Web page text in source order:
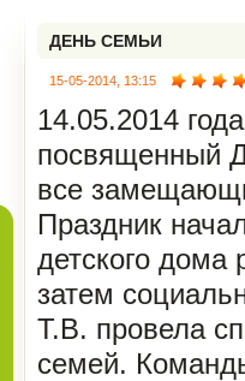
ДЕНЬ СЕМЬИ
15-05-2014, 13:15
14.05.2014
посвященный
все
Праздник
детского дома
затем
Т.В. провела
семей.